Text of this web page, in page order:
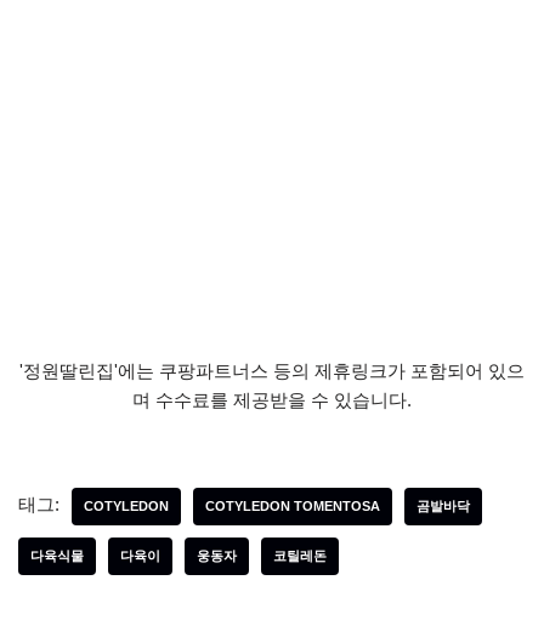
'정원딸린집'에는 쿠팡파트너스 등의 제휴링크가 포함되어 있으
며 수수료를 제공받을 수 있습니다.
태그: COTYLEDON COTYLEDON TOMENTOSA 곰발바닥
다육식물 다육이 웅동자 코틸레돈